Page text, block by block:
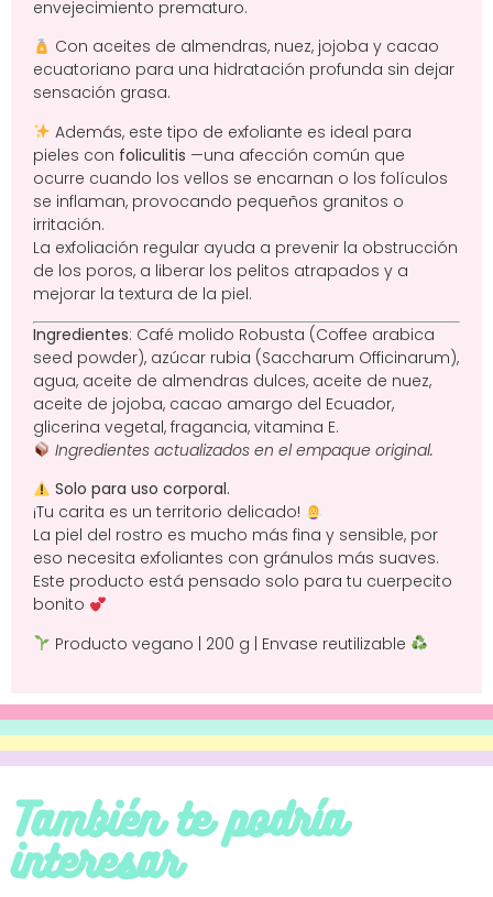
envejecimiento prematuro.
Con aceites de almendras, nuez, jojoba y cacao
ecuatoriano para una hidratación profunda sin dejar
sensación grasa.
Además, este tipo de exfoliante es ideal para
pieles con foliculitis —una afección común que
ocurre cuando los vellos se encarnan o los folículos
se inflaman, provocando pequeños granitos o
irritación.
La exfoliación regular ayuda a prevenir la obstrucción
de los poros, a liberar los pelitos atrapados y a
mejorar la textura de la piel.
Ingredientes: Café molido Robusta (Coffee arabica
seed powder), azúcar rubia (Saccharum Officinarum),
agua, aceite de almendras dulces, aceite de nuez,
aceite de jojoba, cacao amargo del Ecuador,
glicerina vegetal, fragancia, vitamina E.
Ingredientes actualizados en el empaque original.
Solo para uso corporal.
¡Tu carita es un territorio delicado!
La piel del rostro es mucho más fina y sensible, por
eso necesita exfoliantes con gránulos más suaves.
Este producto está pensado solo para tu cuerpecito
bonito
Producto vegano | 200 g | Envase reutilizable
También te podría
interesar